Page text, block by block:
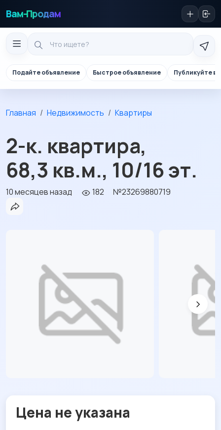
Вам-Продам
Подайте объявление Быстрое объявление Публикуйте в
Главная Недвижимость Квартиры
2-к. квартира,
68,3 кв.м., 10/16 эт.
10 месяцев назад 182 №23269880719
Цена не указана